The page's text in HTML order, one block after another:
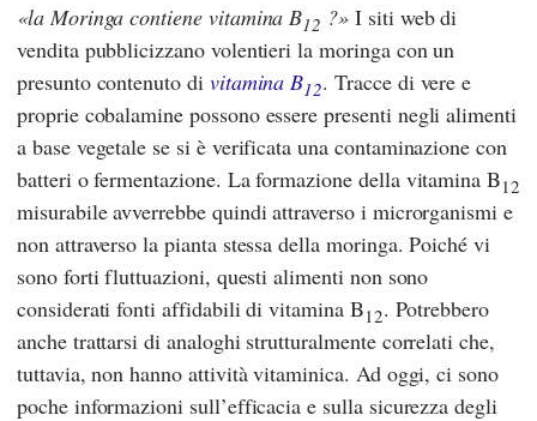
la Moringa contiene vitamina B12 ? I siti web di
vendita pubblicizzano volentieri la moringa con un
presunto contenuto di vitamina B12. Tracce di vere e
proprie cobalamine possono essere presenti negli alimenti
a base vegetale se si è verificata una contaminazione con
batteri o fermentazione. La formazione della vitamina B12
misurabile avverrebbe quindi attraverso i microrganismi e
non attraverso la pianta stessa della moringa. Poiché vi
sono forti fluttuazioni, questi alimenti non sono
considerati fonti affidabili di vitamina B12. Potrebbero
anche trattarsi di analoghi strutturalmente correlati che,
tuttavia, non hanno attività vitaminica. Ad oggi, ci sono
poche informazioni sull’efficacia e sulla sicurezza degli